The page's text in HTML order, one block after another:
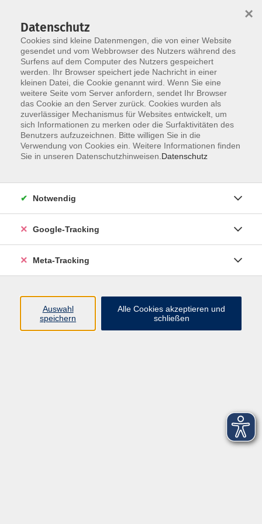
Skip to main content
Der Kurs konnte nicht gefunden werden.
Über uns
Datenschutz
Cookies sind kleine Datenmengen, die von einer Website
gesendet und vom Webbrowser des Nutzers während des
Surfens auf dem Computer des Nutzers gespeichert
werden. Ihr Browser speichert jede Nachricht in einer
kleinen Datei, die Cookie genannt wird. Wenn Sie eine
weitere Seite vom Server anfordern, sendet Ihr Browser
das Cookie an den Server zurück. Cookies wurden als
zuverlässiger Mechanismus für Websites entwickelt, um
sich Informationen zu merken oder die Surfaktivitäten des
Benutzers aufzuzeichnen. Bitte willigen Sie in die
Verwendung von Cookies ein. Weitere Informationen finden
Sie in unseren Datenschutzhinweisen. Datenschutz
×
Notwendig
Google-Tracking
Meta-Tracking
Auswahl
speichern
Alle Cookies akzeptieren und
schließen